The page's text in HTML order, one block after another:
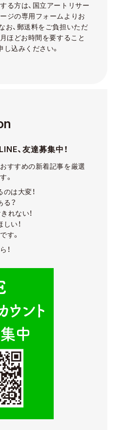
る方は、国立アートリサー
ジの専用フォーム よりお
お、郵送料をご負担いただ
ほどお時間を要すること
し込みください。
、友達募集中！
すすめの新着記事を厳選
。
のは大変！
る？
れない！
い！
す。
！